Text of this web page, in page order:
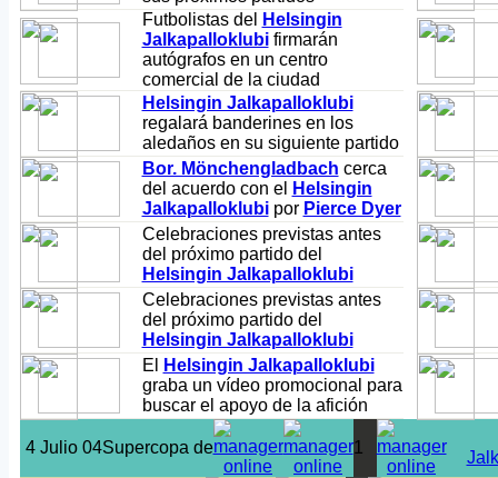
Futbolistas del
Helsingin
Jalkapalloklubifirmarán
autógrafos en un centro
comercial de la ciudad
Helsingin Jalkapalloklubi
regalará banderines en los
aledaños en su siguiente partido
Bor. Mönchengladbach cerca
del acuerdo con el
Helsingin
Jalkapalloklubipor Pierce Dyer
Celebraciones previstas antes
del próximo partido del
Helsingin Jalkapalloklubi
Celebraciones previstas antes
del próximo partido del
Helsingin Jalkapalloklubi
El
Helsingin Jalkapalloklubi
graba un vídeo promocional para
buscar el apoyo de la afición
4 Julio 04Supercopa de 1